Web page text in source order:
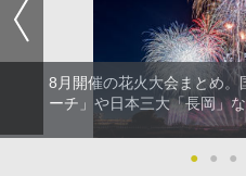
8月開催の花火大会まとめ
ーチ」や日本三大「長岡」
● ● ●